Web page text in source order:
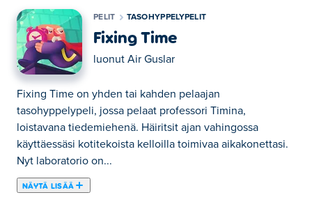
PELIT TASOHYPPELYPELIT
Fixing Time
luonut Air Guslar
Fixing Time on yhden tai kahden pelaajan
tasohyppelypeli, jossa pelaat professori Timina,
loistavana tiedemiehenä. Häiritsit ajan vahingossa
käyttäessäsi kotitekoista kelloilla toimivaa aikakonettasi.
Nyt laboratorio on...
NÄYTÄ LISÄÄ